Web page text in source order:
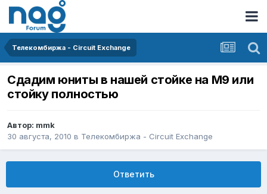
Телекомбиржа - Circuit Exchange
Сдадим юниты в нашей стойке на М9 или
стойку полностью
Автор: mmk
30 августа, 2010 в Телекомбиржа - Circuit Exchange
Ответить